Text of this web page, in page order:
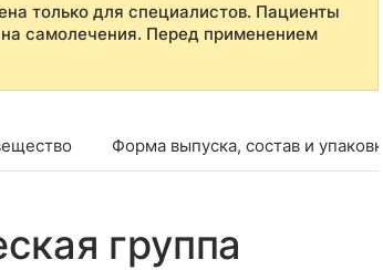
только для специалистов. Пациенты
самолечения. Перед применением
Форма выпуска, состав и упаковка
группа